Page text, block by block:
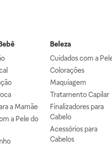
a Mamãe
a Pele do
Beleza
Cuidados com a
Colorações
Maquiagem
Tratamento Capilar
Finalizadores para
Cabelo
Acessórios para
Cabelos